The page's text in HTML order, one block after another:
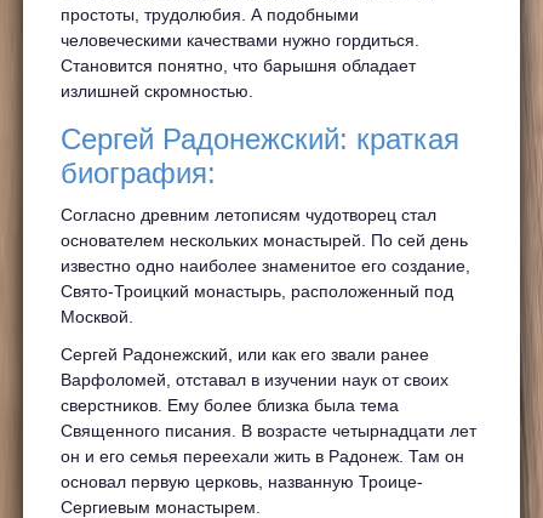
простоты, трудолюбия. А подобными
человеческими качествами нужно гордиться.
Становится понятно, что барышня обладает
излишней скромностью.
Сергей Радонежский: краткая
биография:
Согласно древним летописям чудотворец стал
основателем нескольких монастырей. По сей день
известно одно наиболее знаменитое его создание,
Свято-Троицкий монастырь, расположенный под
Москвой.
Сергей Радонежский, или как его звали ранее
Варфоломей, отставал в изучении наук от своих
сверстников. Ему более близка была тема
Священного писания. В возрасте четырнадцати лет
он и его семья переехали жить в Радонеж. Там он
основал первую церковь, названную Троице-
Сергиевым монастырем.